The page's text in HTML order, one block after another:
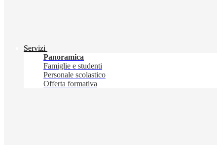
Servizi
Panoramica
Famiglie e studenti
Personale scolastico
Offerta formativa